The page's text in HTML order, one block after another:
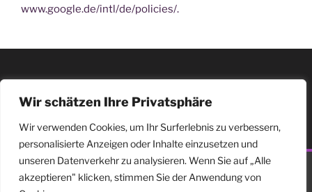
Wir schätzen Ihre Privatsphäre
Wir verwenden Cookies, um Ihr Surferlebnis zu verbessern,
personalisierte Anzeigen oder Inhalte einzusetzen und
unseren Datenverkehr zu analysieren. Wenn Sie auf „Alle
akzeptieren" klicken, stimmen Sie der Anwendung von
www.google.de/intl/de/policies/.
facebookvimeo YouTube